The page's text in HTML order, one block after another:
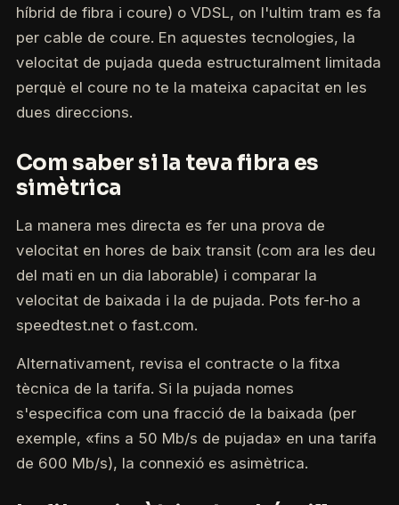
híbrid de fibra i coure) o VDSL, on l'ultim tram es fa
per cable de coure. En aquestes tecnologies, la
velocitat de pujada queda estructuralment limitada
perquè el coure no te la mateixa capacitat en les
dues direccions.
Com saber si la teva fibra es
simètrica
La manera mes directa es fer una prova de
velocitat en hores de baix transit (com ara les deu
del mati en un dia laborable) i comparar la
velocitat de baixada i la de pujada. Pots fer-ho a
speedtest.net o fast.com.
Alternativament, revisa el contracte o la fitxa
tècnica de la tarifa. Si la pujada nomes
s'especifica com una fracció de la baixada (per
exemple, «fins a 50 Mb/s de pujada» en una tarifa
de 600 Mb/s), la connexió es asimètrica.